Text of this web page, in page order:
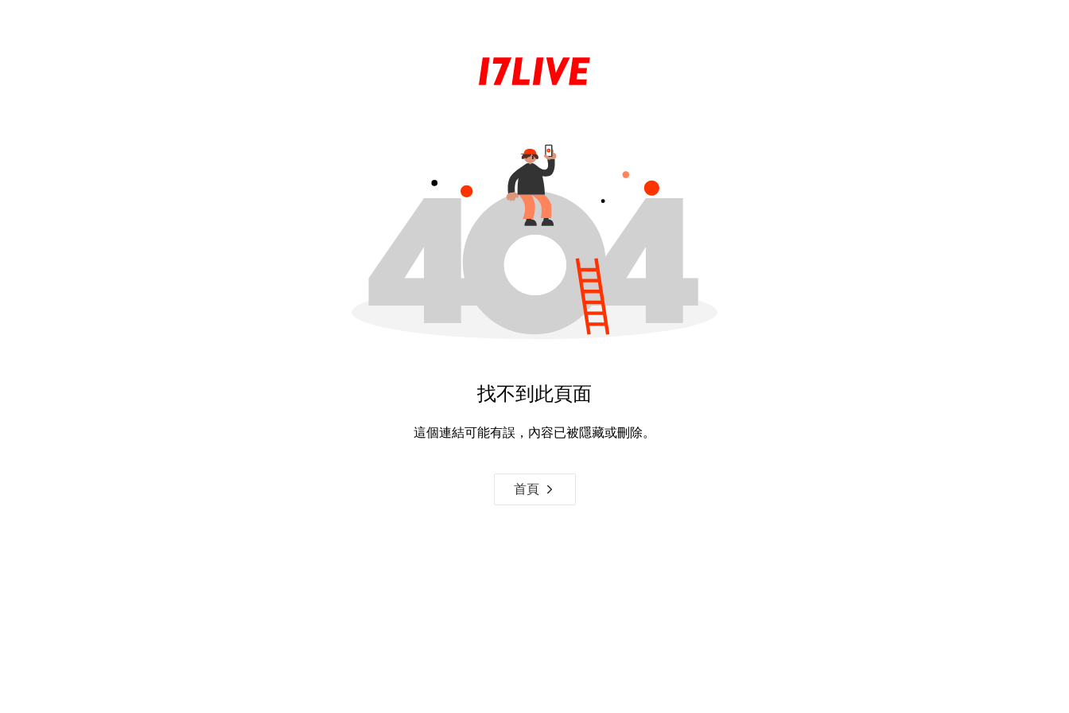
找不到此頁面
這個連結可能有誤，內容已被隱藏或刪除。
首頁